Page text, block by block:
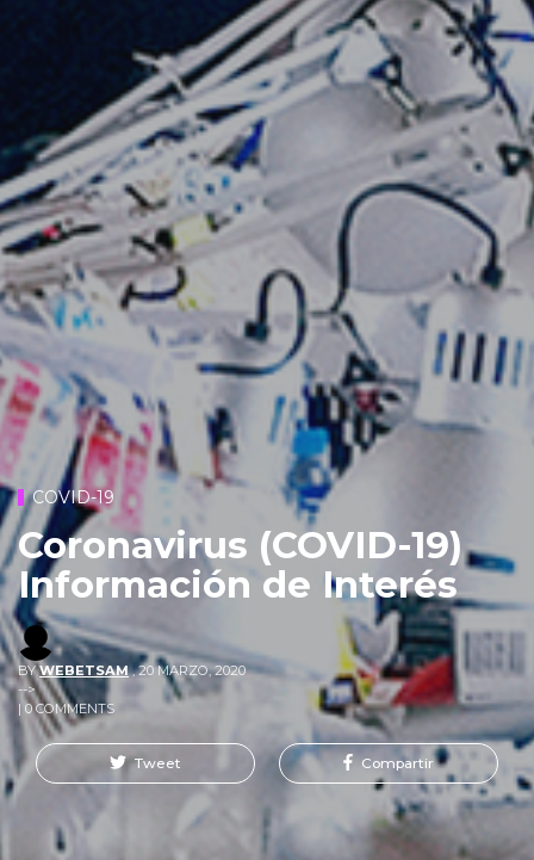
COVID-19
Coronavirus (COVID-19)
Información de Interés
BYWEBETSAM ,20 MARZO, 2020
-->
| 0 COMMENTS
Tweet Compartir